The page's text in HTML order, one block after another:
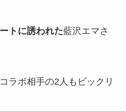
トに誘われた藍沢エマさ
ラボ相手の2人も ビックリ